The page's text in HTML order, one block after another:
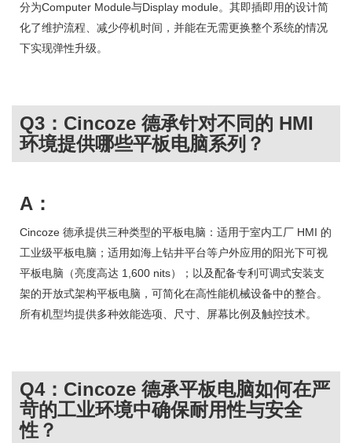
分为Computer Module与Display module。其即插即用的设计简
化了维护流程、减少停机时间，并能在无需更换整个系统的情况
下实现弹性升级。
Q3：Cincoze 德承针对不同的 HMI
环境提供哪些平板电脑系列？
A：
Cincoze 德承提供三种类型的平板电脑：适用于室内工厂 HMI 的
工业级平板电脑；适用如海上钻井平台等户外应用的阳光下可视
平板电脑（亮度高达 1,600 nits）；以及配备专利可调式安装支
架的开放式架构平板电脑，可简化在高性能机械设备中的整合。
所有机型均提供多种效能选项、尺寸、屏幕比例及触控技术。
Q4：Cincoze 德承平板电脑如何在严
苛的工业环境中确保耐用性与安全
性？